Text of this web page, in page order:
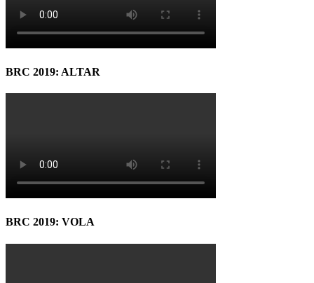
BRC 2019: ALTAR
BRC 2019: VOLA